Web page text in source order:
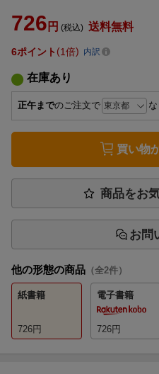
726 円 (税込) 送料無料
6ポイント 1倍 内訳
在庫あり
正午までのご注文で な
買い物
商品をお
お問
他の形態の商品 （全2件）
紙書籍
726円
電子書籍
726円